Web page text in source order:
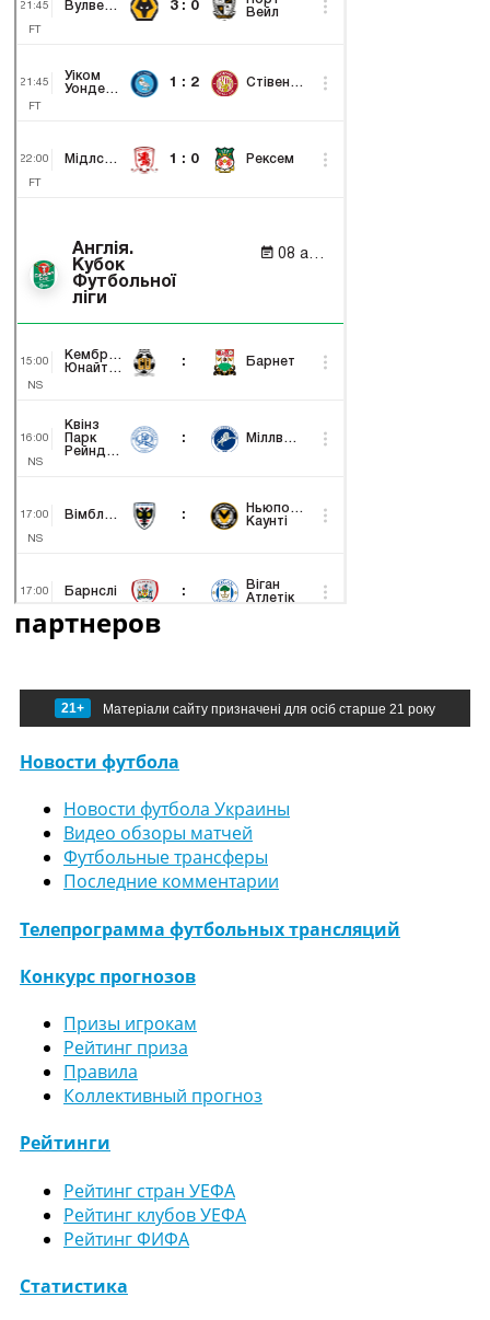
партнеров
21+ Матеріали сайту призначені для осіб старше 21 року
Новости футбола
Новости футбола Украины
Видео обзоры матчей
Футбольные трансферы
Последние комментарии
Телепрограмма футбольных трансляций
Конкурс прогнозов
Призы игрокам
Рейтинг приза
Правила
Коллективный прогноз
Рейтинги
Рейтинг стран УЕФА
Рейтинг клубов УЕФА
Рейтинг ФИФА
Статистика